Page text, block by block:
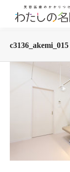
c3136_akemi_015